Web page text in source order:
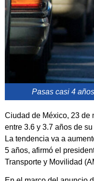
Pasas casi 4
Ciudad de México, 23 de
entre 3.6 y 3.7 años de
La tendencia va a
5 años, afirmó el
Transporte y Movilidad